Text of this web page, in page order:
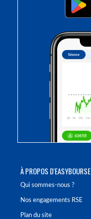
À PROPOS D'EASYBOURSE
Qui sommes-nous ?
Nos engagements RSE
Plan du site